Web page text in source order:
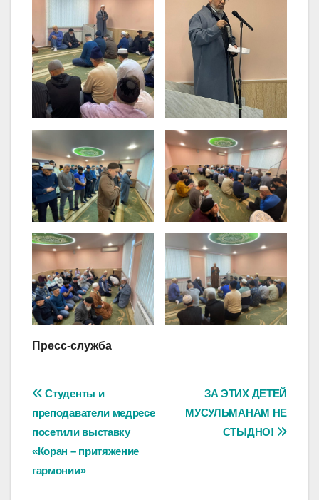
Пресс-служба
Навигация
по
записям
ЗА ЭТИХ ДЕТЕЙ
МУСУЛЬМАНАМ НЕ
СТЫДНО!
Студенты и
преподаватели медресе
посетили выставку
«Коран – притяжение
гармонии»